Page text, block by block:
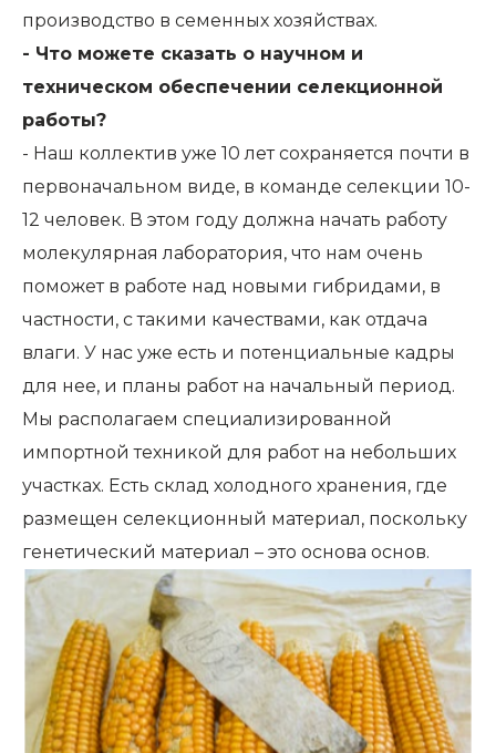
производство в семенных хозяйствах.
- Что можете сказать о научном и
техническом обеспечении селекционной
работы?
- Наш коллектив уже 10 лет сохраняется почти в
первоначальном виде, в команде селекции 10-
12 человек. В этом году должна начать работу
молекулярная лаборатория, что нам очень
поможет в работе над новыми гибридами, в
частности, с такими качествами, как отдача
влаги. У нас уже есть и потенциальные кадры
для нее, и планы работ на начальный период.
Мы располагаем специализированной
импортной техникой для работ на небольших
участках. Есть склад холодного хранения, где
размещен селекционный материал, поскольку
генетический материал – это основа основ.